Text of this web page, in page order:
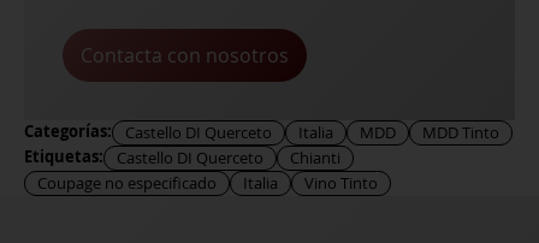
Contacta con nosotros
Categorías: Castello DI Querceto Italia MDD MDD Tinto
Etiquetas: Castello DI Querceto
Chianti
Coupage no especificado
Italia Vino Tinto